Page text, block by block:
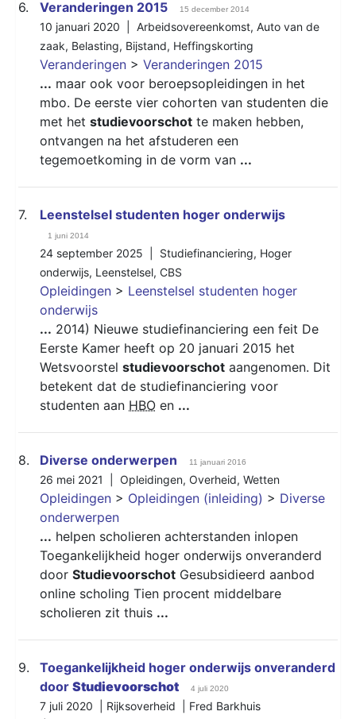
6. Veranderingen 2015 15 december 2014
10 januari 2020 | Arbeidsovereenkomst, Auto van de
zaak, Belasting, Bijstand, Heffingskorting
Veranderingen > Veranderingen 2015
... maar ook voor beroepsopleidingen in het
mbo. De eerste vier cohorten van studenten die
met het studievoorschot te maken hebben,
ontvangen na het afstuderen een
tegemoetkoming in de vorm van ...
7. Leenstelsel studenten hoger onderwijs
1 juni 2014
24 september 2025 | Studiefinanciering, Hoger
onderwijs, Leenstelsel, CBS
Opleidingen > Leenstelsel studenten hoger
onderwijs
... 2014) Nieuwe studiefinanciering een feit De
Eerste Kamer heeft op 20 januari 2015 het
Wetsvoorstel studievoorschot aangenomen. Dit
betekent dat de studiefinanciering voor
studenten aan HBO en ...
8. Diverse onderwerpen 11 januari 2016
26 mei 2021 | Opleidingen, Overheid, Wetten
Opleidingen > Opleidingen (inleiding) > Diverse
onderwerpen
... helpen scholieren achterstanden inlopen
Toegankelijkheid hoger onderwijs onveranderd
door Studievoorschot Gesubsidieerd aanbod
online scholing Tien procent middelbare
scholieren zit thuis ...
9.
Toegankelijkheid hoger onderwijs onveranderd
door Studievoorschot 4 juli 2020
7 juli 2020 | Rijksoverheid | Fred Barkhuis